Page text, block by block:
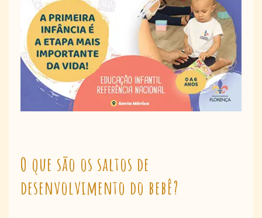
O que são os saltos de
desenvolvimento do bebê?